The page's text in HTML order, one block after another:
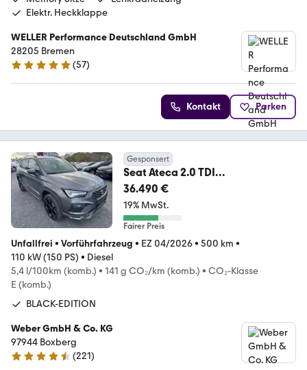
Elektr. Heckklappe
WELLER Performance Deutschland GmbH
28205 Bremen
4.9 Sterne
(57)
Kontakt Parken
Gesponsert
Seat Ateca 2.0 TDI
*DSG*FR*BLACK-
EDITION*AHK*PDC+360°
36.490 €
19% MwSt.
Fairer Preis
Unfallfrei • Vorführfahrzeug • EZ 04/2026• 500 km •
110 kW (150 PS) • Diesel
5,4 l/100km (komb.) • 141 g CO₂/km (komb.) • CO₂-Klasse
E (komb.)
BLACK-EDITION
Weber GmbH & Co. KG
97944 Boxberg
4.6 Sterne
(221)